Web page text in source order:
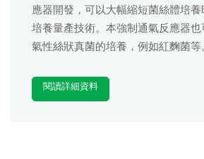
應器開發，可以大幅縮短菌絲體培
培養量產技術。本強制通氣反應器
氣性絲狀真菌的培養，例如紅麴菌等。
閱讀詳細資料